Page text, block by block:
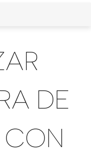
Problemas
DE
CON